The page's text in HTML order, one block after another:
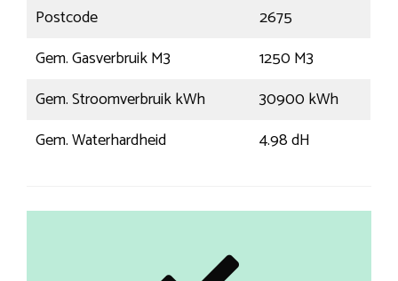
Postcode
2675
Gem. Gasverbruik M3
1250 M3
Gem. Stroomverbruik kWh
30900 kWh
Gem. Waterhardheid
4.98 dH